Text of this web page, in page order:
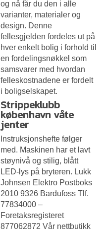
og nå får du den i alle
varianter, materialer og
design. Denne
fellesgjelden fordeles ut på
hver enkelt bolig i forhold til
en fordelingsnøkkel som
samsvarer med hvordan
felleskostnadene er fordelt
i boligselskapet.
Strippeklubb
københavn våte
jenter
Instruksjonshefte følger
med. Maskinen har et lavt
støynivå og stilig, blått
LED-lys på bryteren. Lukk
Johnsen Elektro Postboks
2010 9326 Bardufoss Tlf.
77834000 –
Foretaksregisteret
877062872 Vår nettbutikk